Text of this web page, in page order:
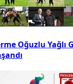
Oğuzlu Yağlı